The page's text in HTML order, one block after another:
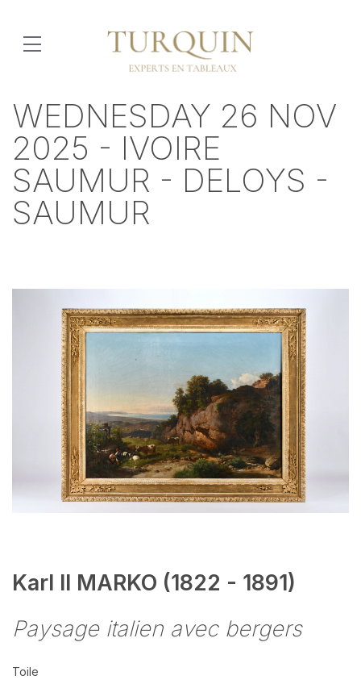
WEDNESDAY 26 NOV
2025 - IVOIRE
SAUMUR - DELOYS -
SAUMUR
Karl II MARKO (1822 - 1891)
Paysage italien avec bergers
Toile